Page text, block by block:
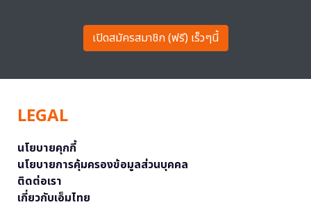
เปิดสมัครสมาชิก (ฟรี) เร็วๆนี้
LEGAL
นโยบายคุกกี้
นโยบายการคุ้มครองข้อมูลส่วนบุคคล
ติดต่อเรา
เกี่ยวกับเอ็มไทย